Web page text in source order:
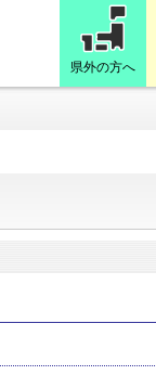
県外の方へ